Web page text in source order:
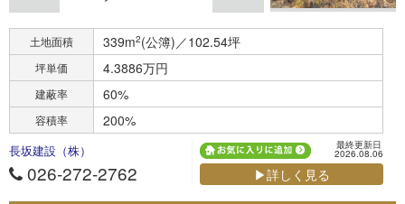
土地面積 339m2(公簿)／102.54坪
坪単価 4.3886万円
建蔽率 60%
容積率 200%
長坂建設（株）
026-272-2762
最終更新日
2026.08.06
▶詳しく見る